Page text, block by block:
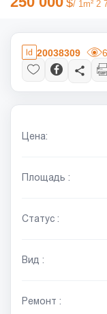
/ 1m² 2
20038309
Цена:
Площадь :
Статус :
Вид :
Ремонт :